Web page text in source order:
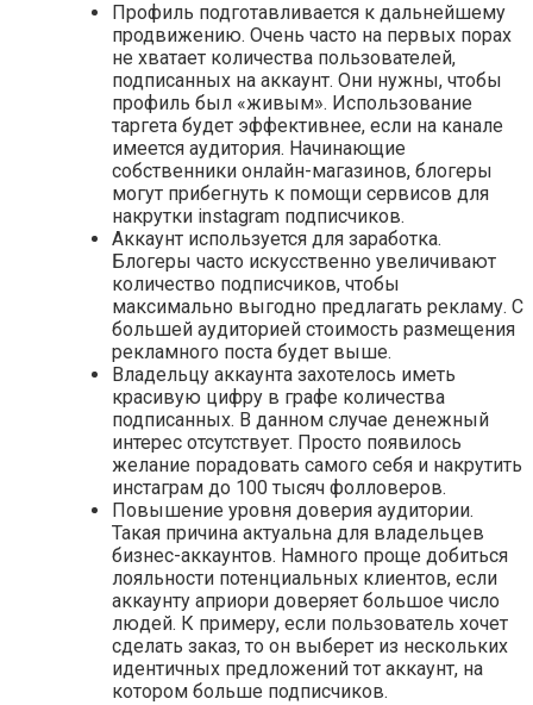
Профиль подготавливается к дальнейшему
продвижению. Очень часто на первых порах
не хватает количества пользователей,
подписанных на аккаунт. Они нужны, чтобы
профиль был «живым». Использование
таргета будет эффективнее, если на канале
имеется аудитория. Начинающие
собственники онлайн-магазинов, блогеры
могут прибегнуть к помощи сервисов для
накрутки instagram подписчиков.
Аккаунт используется для заработка.
Блогеры часто искусственно увеличивают
количество подписчиков, чтобы
максимально выгодно предлагать рекламу. С
большей аудиторией стоимость размещения
рекламного поста будет выше.
Владельцу аккаунта захотелось иметь
красивую цифру в графе количества
подписанных. В данном случае денежный
интерес отсутствует. Просто появилось
желание порадовать самого себя и накрутить
инстаграм до 100 тысяч фолловеров.
Повышение уровня доверия аудитории.
Такая причина актуальна для владельцев
бизнес-аккаунтов. Намного проще добиться
лояльности потенциальных клиентов, если
аккаунту априори доверяет большое число
людей. К примеру, если пользователь хочет
сделать заказ, то он выберет из нескольких
идентичных предложений тот аккаунт, на
котором больше подписчиков.